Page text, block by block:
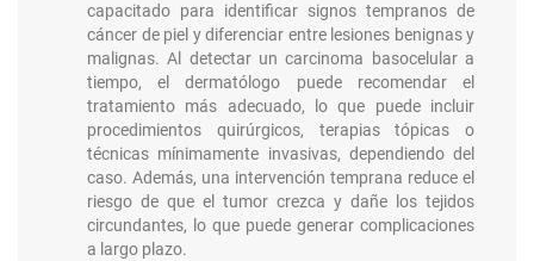
capacitado para identificar signos tempranos de
cáncer de piel y diferenciar entre lesiones benignas y
malignas. Al detectar un carcinoma basocelular a
tiempo, el dermatólogo puede recomendar el
tratamiento más adecuado, lo que puede incluir
procedimientos quirúrgicos, terapias tópicas o
técnicas mínimamente invasivas, dependiendo del
caso. Además, una intervención temprana reduce el
riesgo de que el tumor crezca y dañe los tejidos
circundantes, lo que puede generar complicaciones
a largo plazo.